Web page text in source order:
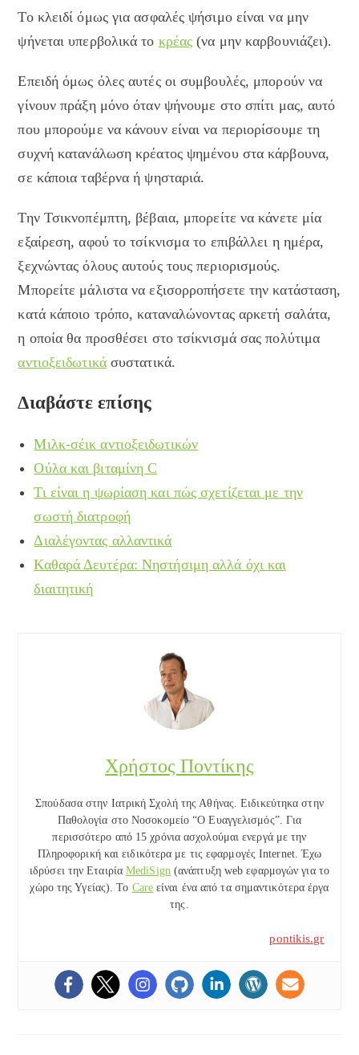
Το κλειδί όμως για ασφαλές ψήσιμο είναι να μην
ψήνεται υπερβολικά το κρέας (να μην καρβουνιάζει).
Επειδή όμως όλες αυτές οι συμβουλές, μπορούν να
γίνουν πράξη μόνο όταν ψήνουμε στο σπίτι μας, αυτό
που μπορούμε να κάνουν είναι να περιορίσουμε τη
συχνή κατανάλωση κρέατος ψημένου στα κάρβουνα,
σε κάποια ταβέρνα ή ψησταριά.
Την Τσικνοπέμπτη, βέβαια, μπορείτε να κάνετε μία
εξαίρεση, αφού το τσίκνισμα το επιβάλλει η ημέρα,
ξεχνώντας όλους αυτούς τους περιορισμούς.
Μπορείτε μάλιστα να εξισορροπήσετε την κατάσταση,
κατά κάποιο τρόπο, καταναλώνοντας αρκετή σαλάτα,
η οποία θα προσθέσει στο τσίκνισμά σας πολύτιμα
αντιοξειδωτικάσυστατικά.
Διαβάστε επίσης
Μιλκ-σέικ αντιοξειδωτικών
Ούλα και βιταμίνη C
Τι είναι η ψωρίαση και πώς σχετίζεται με την
σωστή διατροφή
Διαλέγοντας αλλαντικά
Καθαρά Δευτέρα: Νηστήσιμη αλλά όχι και
διαιτητική
Χρήστος Ποντίκης
Σπούδασα στην Ιατρική Σχολή της Αθήνας. Ειδικεύτηκα στην
Παθολογία στο Νοσοκομείο “Ο Ευαγγελισμός”. Για
περισσότερο από 15 χρόνια ασχολούμαι ενεργά με την
Πληροφορική και ειδικότερα με τις εφαρμογές Internet. Έχω
ιδρύσει την ΕταιρίαMediSign(ανάπτυξη web εφαρμογών για το
χώρο της Υγείας). Το Careείναι ένα από τα σημαντικότερα έργα
της.
pontikis.gr